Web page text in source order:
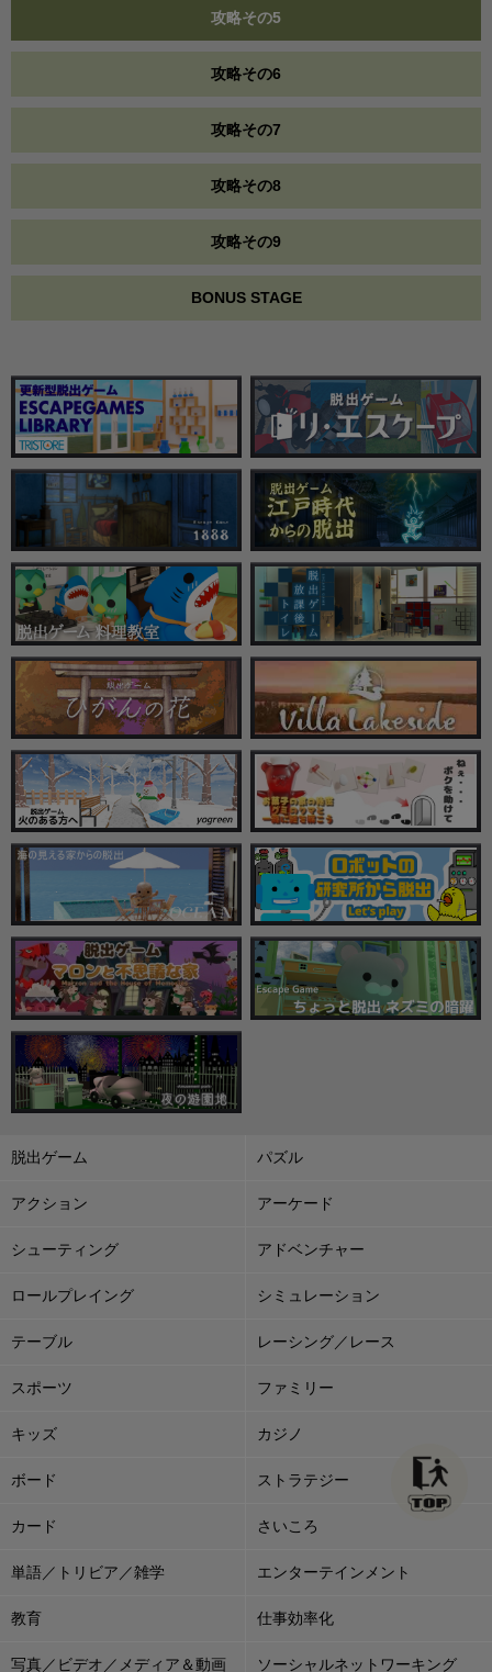
攻略その5
攻略その6
攻略その7
攻略その8
攻略その9
BONUS STAGE
脱出ゲーム パズル
アクション アーケード
シューティング アドベンチャー
ロールプレイング シミュレーション
テーブル レーシング／レース
スポーツ ファミリー
キッズ カジノ
ボード ストラテジー
カード さいころ
単語／トリビア／雑学 エンターテインメント
教育 仕事効率化
写真／ビデオ／メディア＆動画 ソーシャルネットワーキング